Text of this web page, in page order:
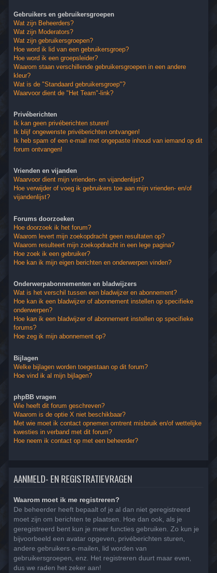
Gebruikers en gebruikersgroepen
Wat zijn Beheerders?
Wat zijn Moderators?
Wat zijn gebruikersgroepen?
Hoe word ik lid van een gebruikersgroep?
Hoe word ik een groepsleider?
Waarom staan verschillende gebruikersgroepen in een andere
kleur?
Wat is de "Standaard gebruikersgroep"?
Waarvoor dient de "Het Team"-link?
Privéberichten
Ik kan geen privéberichten sturen!
Ik blijf ongewenste privéberichten ontvangen!
Ik heb spam of een e-mail met ongepaste inhoud van iemand op dit
forum ontvangen!
Vrienden en vijanden
Waarvoor dient mijn vrienden- en vijandenlijst?
Hoe verwijder of voeg ik gebruikers toe aan mijn vrienden- en/of
vijandenlijst?
Forums doorzoeken
Hoe doorzoek ik het forum?
Waarom levert mijn zoekopdracht geen resultaten op?
Waarom resulteert mijn zoekopdracht in een lege pagina?
Hoe zoek ik een gebruiker?
Hoe kan ik mijn eigen berichten en onderwerpen vinden?
Onderwerpabonnementen en bladwijzers
Wat is het verschil tussen een bladwijzer en abonnement?
Hoe kan ik een bladwijzer of abonnement instellen op specifieke
onderwerpen?
Hoe kan ik een bladwijzer of abonnement instellen op specifieke
forums?
Hoe zeg ik mijn abonnement op?
Bijlagen
Welke bijlagen worden toegestaan op dit forum?
Hoe vind ik al mijn bijlagen?
phpBB vragen
Wie heeft dit forum geschreven?
Waarom is de optie X niet beschikbaar?
Met wie moet ik contact opnemen omtrent misbruik en/of wettelijke
kwesties in verband met dit forum?
Hoe neem ik contact op met een beheerder?
AANMELD- EN REGISTRATIEVRAGEN
Waarom moet ik me registreren?
De beheerder heeft bepaalt of je al dan niet geregistreerd
moet zijn om berichten te plaatsen. Hoe dan ook, als je
geregistreerd bent kun je meer functies gebruiken. Zo kun je
bijvoorbeeld een avatar opgeven, privéberichten sturen,
andere gebruikers e-mailen, lid worden van
gebruikersgroepen, enz. Het registreren duurt maar even,
dus we raden het zeker aan!